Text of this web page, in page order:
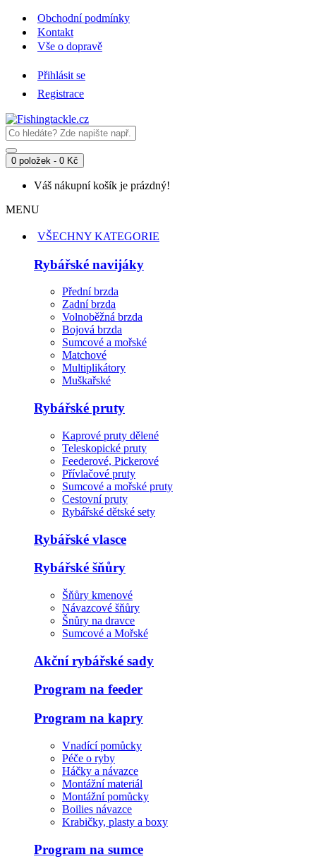
Obchodní podmínky
Kontakt
Vše o dopravě
Přihlásit se
Registrace
0 položek - 0 Kč
Váš nákupní košík je prázdný!
MENU
VŠECHNY KATEGORIE
Rybářské navijáky
Přední brzda
Zadní brzda
Volnoběžná brzda
Bojová brzda
Sumcové a mořské
Matchové
Multiplikátory
Muškařské
Rybářské pruty
Kaprové pruty dělené
Teleskopické pruty
Feederové, Pickerové
Přívlačové pruty
Sumcové a mořské pruty
Cestovní pruty
Rybářské dětské sety
Rybářské vlasce
Rybářské šňůry
Šňůry kmenové
Návazcové šňůry
Šnůry na dravce
Sumcové a Mořské
Akční rybářské sady
Program na feeder
Program na kapry
Vnadící pomůcky
Péče o ryby
Háčky a návazce
Montážní materiál
Montážní pomůcky
Boilies návazce
Krabičky, plasty a boxy
Program na sumce